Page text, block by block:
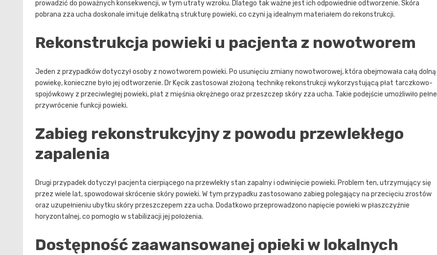
prowadzić do poważnych konsekwencji, w tym utraty wzroku. Dlatego tak ważne jest ich odpowiednie odtworzenie. Skóra
pobrana zza ucha doskonale imituje delikatną strukturę powieki, co czyni ją idealnym materiałem do rekonstrukcji.
Rekonstrukcja powieki u pacjenta z nowotworem
Jeden z przypadków dotyczył osoby z nowotworem powieki. Po usunięciu zmiany nowotworowej, która obejmowała całą dolną
powiekę, konieczne było jej odtworzenie. Dr Kęcik zastosował złożoną technikę rekonstrukcji wykorzystującą płat tarczkowo-
spojówkowy z przeciwległej powieki, płat z mięśnia okrężnego oraz przeszczep skóry zza ucha. Takie podejście umożliwiło pełne
przywrócenie funkcji powieki.
Zabieg rekonstrukcyjny z powodu przewlekłego
zapalenia
Drugi przypadek dotyczył pacjenta cierpiącego na przewlekły stan zapalny i odwinięcie powieki. Problem ten, utrzymujący się
przez wiele lat, spowodował skrócenie skóry powieki. W tym przypadku zastosowano zabieg polegający na przecięciu zrostów
oraz uzupełnieniu ubytku skóry przeszczepem zza ucha. Dodatkowo przeprowadzono napięcie powieki w płaszczyźnie
horyzontalnej, co pomogło w stabilizacji jej położenia.
Dostępność zaawansowanej opieki w lokalnych